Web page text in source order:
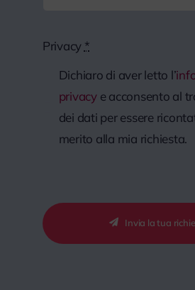
Privacy *
Dichiaro di aver letto l’
privacye acconsento al
dei dati per essere
merito alla mia richiesta.
Invia la tua